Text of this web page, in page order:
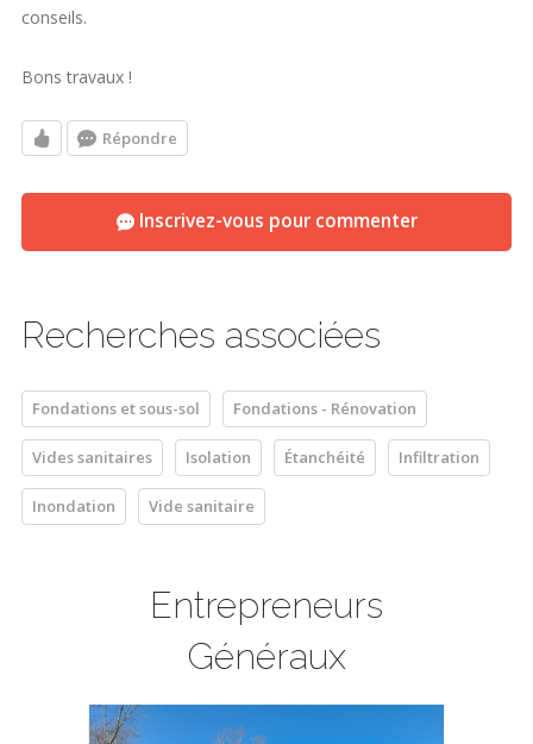
conseils.
Bons travaux !
Répondre
Inscrivez-vous pour commenter
Recherches associées
Fondations et sous-sol Fondations - Rénovation
Vides sanitaires Isolation Étanchéité Infiltration
Inondation Vide sanitaire
Entrepreneurs
Généraux